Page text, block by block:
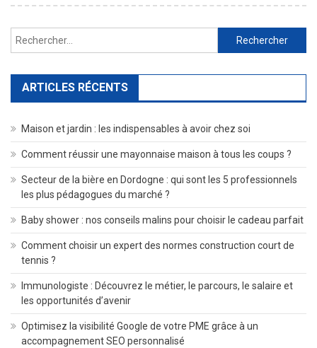
Rechercher :
ARTICLES RÉCENTS
Maison et jardin : les indispensables à avoir chez soi
Comment réussir une mayonnaise maison à tous les coups ?
Secteur de la bière en Dordogne : qui sont les 5 professionnels
les plus pédagogues du marché ?
Baby shower : nos conseils malins pour choisir le cadeau parfait
Comment choisir un expert des normes construction court de
tennis ?
Immunologiste : Découvrez le métier, le parcours, le salaire et
les opportunités d’avenir
Optimisez la visibilité Google de votre PME grâce à un
accompagnement SEO personnalisé